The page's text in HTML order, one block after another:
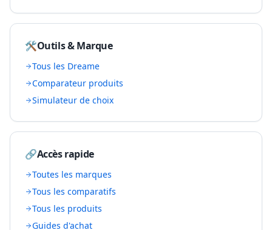
🛠️Outils & Marque
Tous les Dreame
Comparateur produits
Simulateur de choix
🔗Accès rapide
Toutes les marques
Tous les comparatifs
Tous les produits
Guides d'achat